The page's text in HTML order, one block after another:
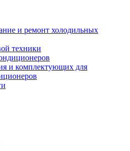
и ремонт холодильных
техники
и комплектующих для